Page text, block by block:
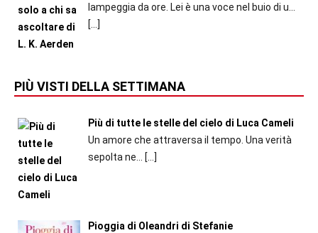
lampeggia da ore. Lei è una voce nel buio di u...
[…]
PIÙ VISTI DELLA SETTIMANA
Più di tutte le stelle del cielo di Luca Cameli
Un amore che attraversa il tempo. Una verità
sepolta ne... […]
Pioggia di Oleandri di Stefanie